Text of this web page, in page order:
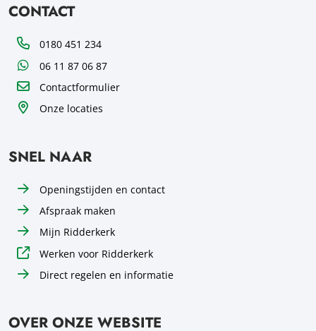
CONTACT
Telefoon0180 451 234
WhatsApp06 11 87 06 87
Contactformulier
Onze locaties
SNEL NAAR
Openingstijden en contact
Afspraak maken
Mijn Ridderkerk
Werken voor Ridderkerk
Direct regelen en informatie
OVER ONZE WEBSITE